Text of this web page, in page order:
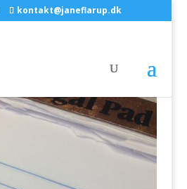
kontakt@janeflarup.dk